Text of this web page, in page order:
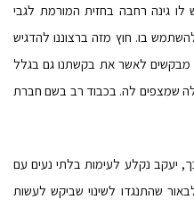
לו גינה רחבה בחזית המורמת לגבי
בו. חוץ מזה ברצוננו להדגיש
מבקשים לאשר את בקשתנו גם בגלל
שמצפים לה. בכבוד רב בשם חברת
יעקב נקלע לעימות בלתי נעים עם
שהתנגדו לשינוי שביקש לעשות